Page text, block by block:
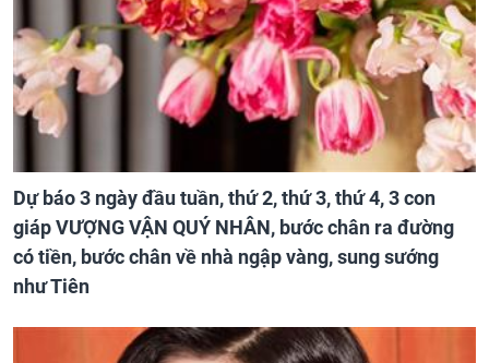
Dự báo 3 ngày đầu tuần, thứ 2, thứ 3, thứ 4, 3 con
giáp VƯỢNG VẬN QUÝ NHÂN, bước chân ra đường
có tiền, bước chân về nhà ngập vàng, sung sướng
như Tiên